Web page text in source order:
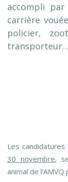
accompli
carrière
policier,
Les
30 novembre,
animal de